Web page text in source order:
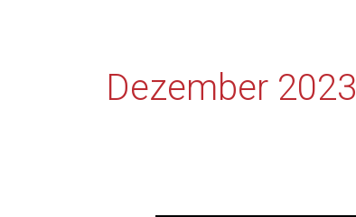
Dezember 2023